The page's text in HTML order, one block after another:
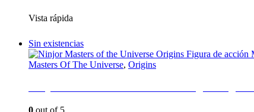
Vista rápida
Sin existencias
Masters Of The Universe, Origins
0 out of 5